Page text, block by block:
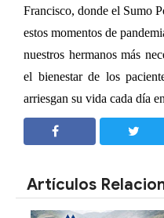
Francisco, donde el Sumo
estos momentos de
nuestros hermanos más
el bienestar de los
arriesgan su vida cada día
Artículos